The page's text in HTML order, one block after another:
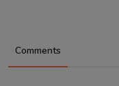
Comments